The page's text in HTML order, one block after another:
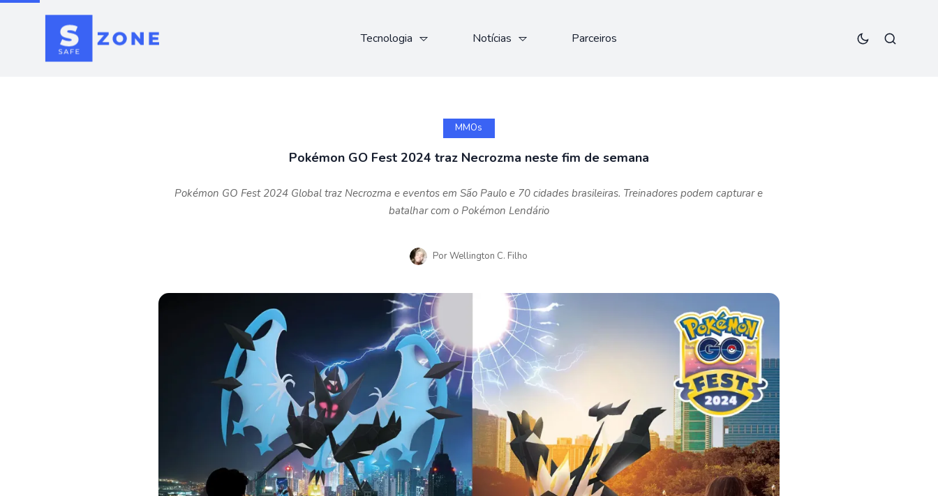
Tecnologia Notícias Parceiros
MMOs
Pokémon GO Fest 2024 traz Necrozma neste fim de semana
Pokémon GO Fest 2024 Global traz Necrozma e eventos em São Paulo e 70 cidades brasileiras. Treinadores podem capturar e
batalhar com o Pokémon Lendário
PorWellington C. Filho